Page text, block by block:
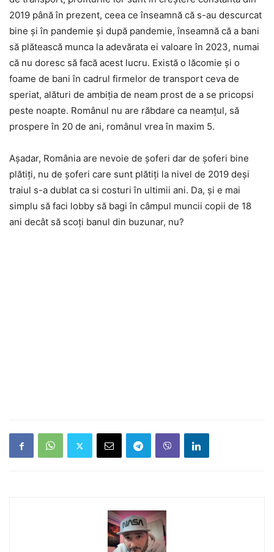
2019 până în prezent, ceea ce înseamnă că s-au descurcat
bine și în pandemie și după pandemie, înseamnă că a bani
să plătească munca la adevărata ei valoare în 2023, numai
că nu doresc să facă acest lucru. Există o lăcomie și o
foame de bani în cadrul firmelor de transport ceva de
speriat, alături de ambiția de neam prost de a se pricopsi
peste noapte. Românul nu are răbdare ca neamțul, să
prospere în 20 de ani, românul vrea în maxim 5.
Așadar, România are nevoie de șoferi dar de șoferi bine
plătiți, nu de șoferi care sunt plătiți la nivel de 2019 deși
traiul s-a dublat ca si costuri în ultimii ani. Da, și e mai
simplu să faci lobby să bagi în câmpul muncii copii de 18
ani decât să scoți banul din buzunar, nu?